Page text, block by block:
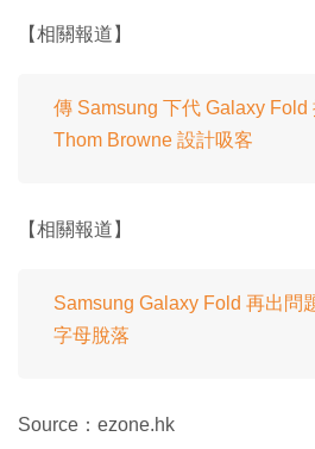
【相關報道】
傳 Samsung 下代 Galaxy Fold
Thom Browne 設計吸客
【相關報道】
Samsung Galaxy Fold 再出問
字母脫落
Source：ezone.hk